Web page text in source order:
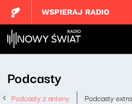
WSPIERAJ RADIO
Podcasty
Podcasty z anteny Podcasty extra